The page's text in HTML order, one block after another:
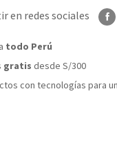
en redes sociales
todo Perú
gratis desde S/300
con tecnologías para un